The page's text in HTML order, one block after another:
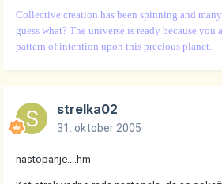
Collective creation has been spinning and
guess what? The universe is ready because you
pattern of intention upon this precious planet.
strelka02
31. oktober 2005
nastopanje....hm